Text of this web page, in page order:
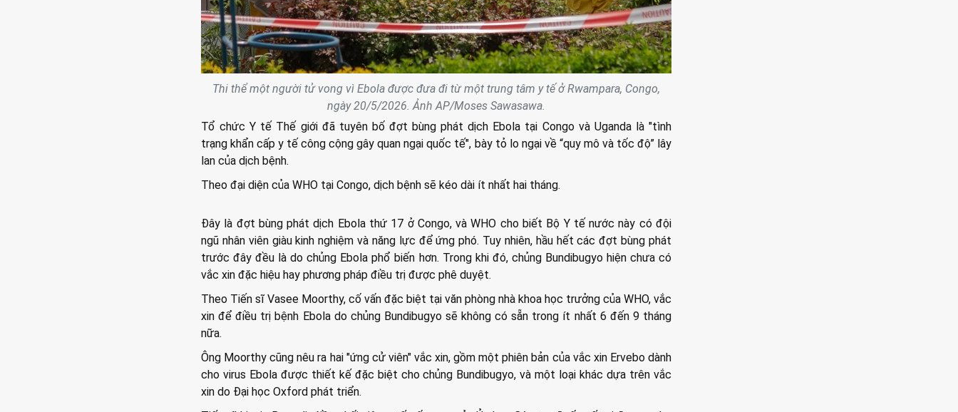
Thi thể một người tử vong vì Ebola được đưa đi từ một trung tâm y tế ở Rwampara, Congo,
ngày 20/5/2026. Ảnh AP/Moses Sawasawa.
Tổ chức Y tế Thế giới đã tuyên bố đợt bùng phát dịch Ebola tại Congo và Uganda là "tình
trạng khẩn cấp y tế công cộng gây quan ngại quốc tế", bày tỏ lo ngại về “quy mô và tốc độ” lây
lan của dịch bệnh.
Theo đại diện của WHO tại Congo, dịch bệnh sẽ kéo dài ít nhất hai tháng.
Đây là đợt bùng phát dịch Ebola thứ 17 ở Congo, và WHO cho biết Bộ Y tế nước này có đội
ngũ nhân viên giàu kinh nghiệm và năng lực để ứng phó. Tuy nhiên, hầu hết các đợt bùng phát
trước đây đều là do chủng Ebola phổ biến hơn. Trong khi đó, chủng Bundibugyo hiện chưa có
vắc xin đặc hiệu hay phương pháp điều trị được phê duyệt.
Theo Tiến sĩ Vasee Moorthy, cố vấn đặc biệt tại văn phòng nhà khoa học trưởng của WHO, vắc
xin để điều trị bệnh Ebola do chủng Bundibugyo sẽ không có sẵn trong ít nhất 6 đến 9 tháng
nữa.
Ông Moorthy cũng nêu ra hai "ứng cử viên" vắc xin, gồm một phiên bản của vắc xin Ervebo dành
cho virus Ebola được thiết kế đặc biệt cho chủng Bundibugyo, và một loại khác dựa trên vắc
xin do Đại học Oxford phát triển.